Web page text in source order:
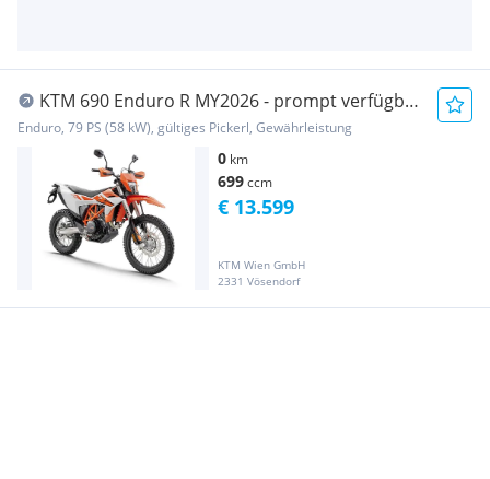
KTM 690 Enduro R MY2026 - prompt verfügbar
3,99% Ak...
Enduro, 79 PS (58 kW), gültiges Pickerl, Gewährleistung
0 km
699ccm
KTM Wien GmbH
2331 Vösendorf
€ 13.599